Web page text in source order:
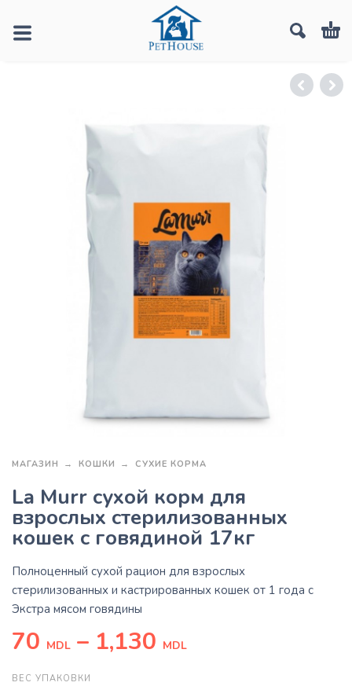
МАГАЗИН КОШКИ СУХИЕ КОРМА
La Murr сухой корм для
взрослых стерилизованных
кошек с говядиной 17кг
Полноценный сухой рацион для взрослых
стерилизованных и кастрированных кошек от 1 года с
Экстра мясом говядины
70 MDL – 1,130 MDL
ВЕС УПАКОВКИ